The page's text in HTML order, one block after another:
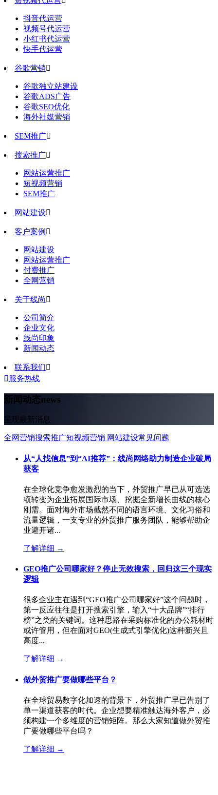
抖音代运营
视频号代运营
小红书代运营
快手代运营
谷歌营销
谷歌独立站建设
谷歌ADS广告
谷歌SEO优化
海外社媒营销
SEM推广
搜索推广
网站运营推广
短视频营销
SEM推广
网站建设
客户案例 
网站建设
网站运营推广
付费推广
全网营销
关于线尚 
公司简介
企业文化
线尚印象
新闻动态
联系我们
 服务热线
新闻动态news
呈现最新消息
全网营销搜索推广短视频营销 网站建设常见问题
从“人找信息”到“AI推荐”：线尚网络助力制造企业破局
获客
在全球化竞争愈发激烈的当下，外贸推广早已从可选选
项转变为企业拓展国际市场、挖掘全新增长曲线的核心
刚需。面对海外市场截然不同的语言环境、文化习俗和
流量逻辑，一支专业的外贸推广服务团队，能够帮助企
业避开诸...
了解详细 →
GEO推广公司哪家好？停止无效搜索，回归这三个现实
逻辑
很多企业主在遇到“GEO推广公司哪家好”这个问题时，
第一反应往往是打开搜索引擎，输入“十大品牌”“排行
榜”之类的关键词。这种思路在采购标准化的办公耗材时
或许管用，但在面对GEO(生成式引擎优化)这种新兴且
高度...
了解详细 →
做外贸推广要做哪些平台？
在全球贸易数字化加速的背景下，外贸推广早已告别了
单一渠道获客的时代。企业想要精准触达海外客户，必
须构建一个多维度的营销矩阵。那么大家知道做外贸推
广要做哪些平台吗？
了解详细 →